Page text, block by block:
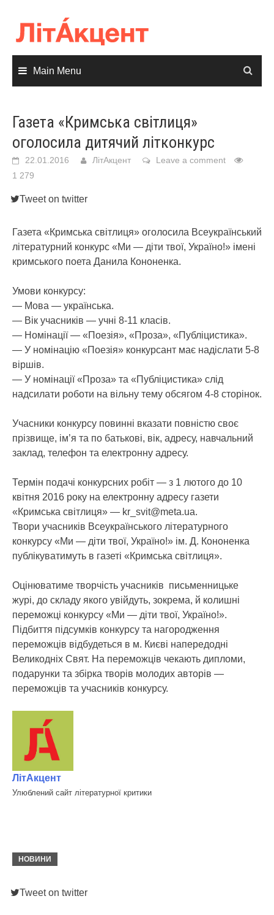
content
Main Menu
Газета «Кримська світлиця»
оголосила дитячий літконкурс
22.01.2016 ЛітАкцент
Leave a comment
1 279
Tweet on twitter
Газета «Кримська світлиця» оголосила Всеукраїнський
літературний конкурс «Ми — діти твої, Україно!» імені
кримського поета Данила Кононенка.
Умови конкурсу:
— Мова — українська.
— Вік учасників — учні 8-11 класів.
— Номінації — «Поезія», «Проза», «Публіцистика».
— У номінацію «Поезія» конкурсант має надіслати 5-8
віршів.
— У номінації «Проза» та «Публіцистика» слід
надсилати роботи на вільну тему обсягом 4-8 сторінок.
Учасники конкурсу повинні вказати повністю своє
прізвище, ім’я та по батькові, вік, адресу, навчальний
заклад, телефон та електронну адресу.
Термін подачі конкурсних робіт — з 1 лютого до 10
квітня 2016 року на електронну адресу газети
«Кримська світлиця» — kr_svit@meta.ua.
Твори учасників Всеукраїнського літературного
конкурсу «Ми — діти твої, Україно!» ім. Д. Кононенка
публікуватимуть в газеті «Кримська світлиця».
Оцінюватиме творчість учасників письменницьке
журі, до складу якого увійдуть, зокрема, й колишні
переможці конкурсу «Ми — діти твої, Україно!».
Підбиття підсумків конкурсу та нагородження
переможців відбудеться в м. Києві напередодні
Великодніх Свят. На переможців чекають дипломи,
подарунки та збірка творів молодих авторів —
переможців та учасників конкурсу.
ЛітАкцент
Улюблений сайт літературної критики
НОВИНИ
Tweet on twitter